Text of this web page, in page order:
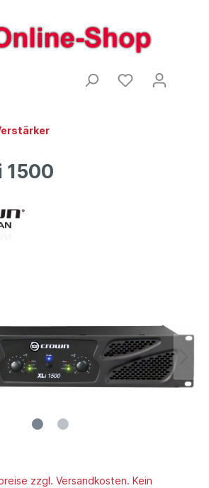
1500
zzgl. Versandkosten. Kein